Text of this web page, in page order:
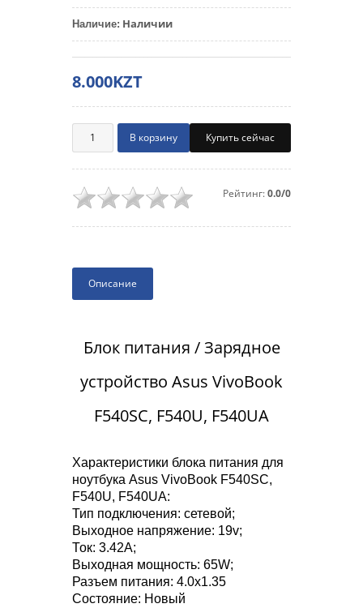
Наличие: Наличии
8.000KZT
Купить сейчас
Рейтинг:0.0/0
Описание
Блок питания / Зарядное
устройство Asus VivoBook
F540SC, F540U, F540UA
Характеристики блока питания для
ноутбука Asus VivoBook F540SC,
F540U, F540UA:
Тип подключения: сетевой;
Выходное напряжение: 19v;
Ток: 3.42A;
Выходная мощность: 65W;
Разъем питания: 4.0x1.35
Состояние: Новый